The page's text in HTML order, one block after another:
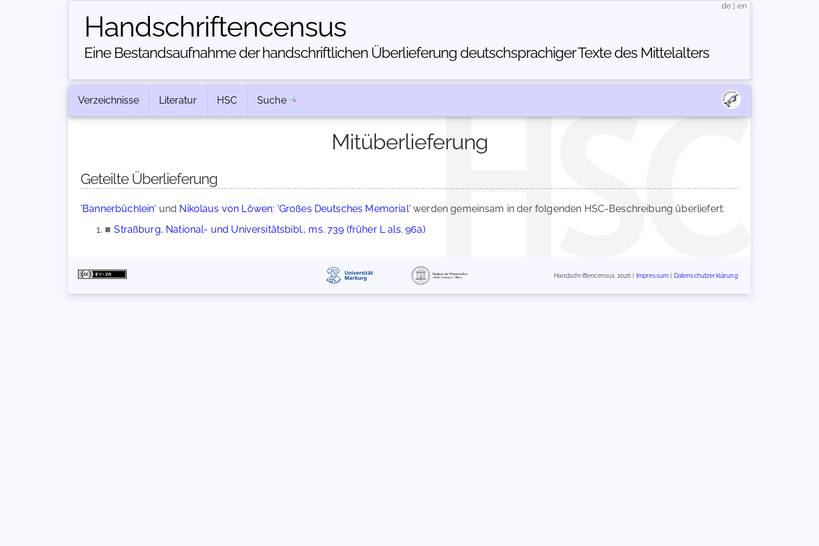
Handschriften­census
Eine Bestandsaufnahme der handschriftlichen Über­lieferung deutschsprachiger Texte des Mittelalters
de en
Verzeichnisse Literatur HSC Suche
Mitüberlieferung
Geteilte Überlieferung
'Bannerbüchlein' und Nikolaus von Löwen: 'Großes Deutsches Memorial' werden gemeinsam in der folgenden HSC-Beschreibung überliefert:
■ Straßburg, National- und Universitätsbibl., ms. 739 (früher L als. 96a)
Handschriftencensus 2026 | Impressum Datenschutzerklärung